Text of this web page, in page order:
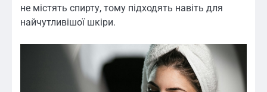
не містять спирту, тому підходять навіть для
найчутливішої шкіри.